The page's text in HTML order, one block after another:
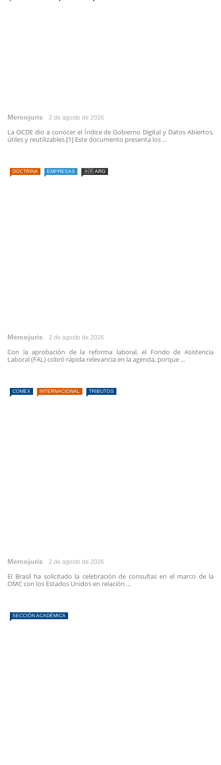
Mercojuris 2 de agosto de 2026
La OCDE dio a conocer el Índice de Gobierno Digital y Datos Abiertos,
útiles y reutilizables.[1] Este documento presenta los ...
DOCTRINA EMPRESAS 🇦🇷 ARG
Mercojuris 2 de agosto de 2026
Con la aprobación de la reforma laboral, el Fondo de Asistencia
Laboral (FAL) cobró rápida relevancia en la agenda, porque ...
COMEX INTERNACIONAL TRIBUTOS
Mercojuris 2 de agosto de 2026
El Brasil ha solicitado la celebración de consultas en el marco de la
OMC con los Estados Unidos en relación ...
SECCIÓN ACADÉMICA